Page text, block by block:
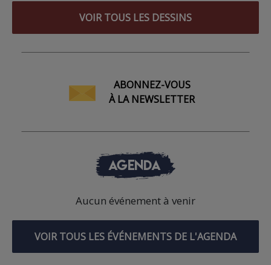
VOIR TOUS LES DESSINS
ABONNEZ-VOUS
À LA NEWSLETTER
AGENDA
Aucun événement à venir
VOIR TOUS LES ÉVÉNEMENTS DE L'AGENDA